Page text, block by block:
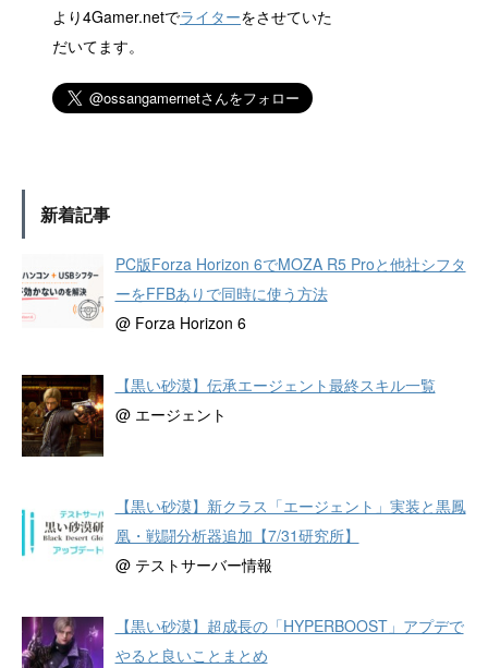
より4Gamer.netでライターをさせていた
だいてます。
新着記事
PC版Forza Horizon 6でMOZA R5 Proと他社シフタ
ーをFFBありで同時に使う方法
@ Forza Horizon 6
【黒い砂漠】伝承エージェント最終スキル一覧
@ エージェント
【黒い砂漠】新クラス「エージェント」実装と黒鳳
凰・戦闘分析器追加【7/31研究所】
@ テストサーバー情報
【黒い砂漠】超成長の「HYPERBOOST」アプデで
やると良いことまとめ